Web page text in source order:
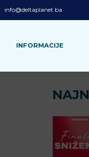
info@deltaplanet.ba
INFORMACIJE